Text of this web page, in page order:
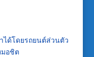
ได้โดยรถยนต์ส่วนตัว
อชิต